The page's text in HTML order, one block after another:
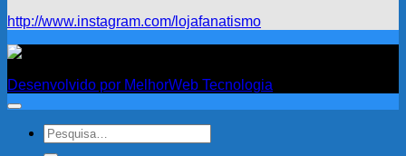
http://www.instagram.com/lojafanatismo
Desenvolvido por MelhorWeb Tecnologia
Pesquisar
por: